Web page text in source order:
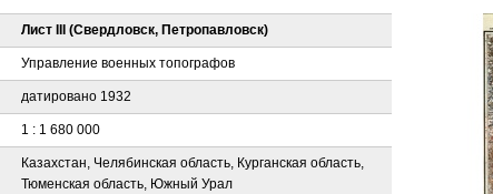
Лист III (Свердловск, Петропавловск)
Управление военных топографов
датировано 1932
1 : 1 680 000
Казахстан, Челябинская область, Курганская область,
Тюменская область, Южный Урал